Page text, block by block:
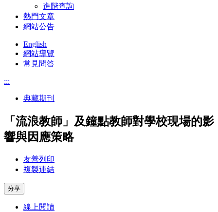
進階查詢
熱門文章
網站公告
English
網站導覽
常見問答
:::
典藏期刊
「流浪教師」及鐘點教師對學校現場的影
響與因應策略
友善列印
複製連結
分享
線上閱讀